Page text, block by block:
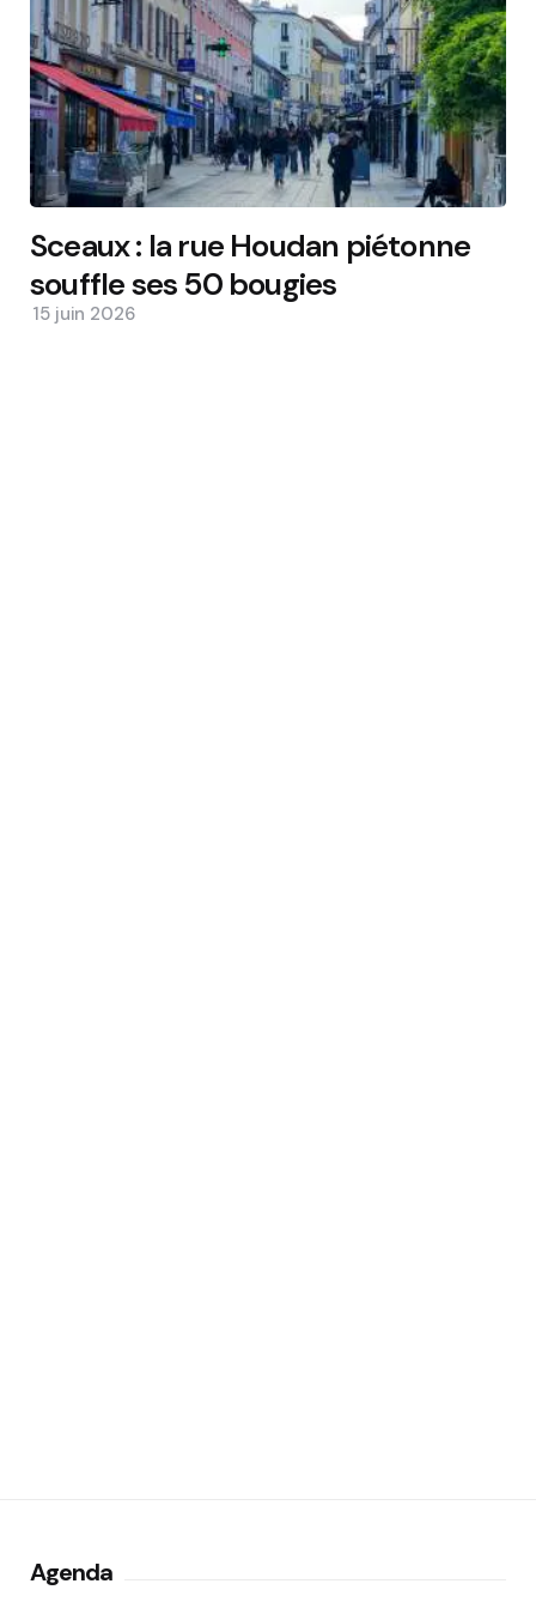
Sceaux : la rue Houdan piétonne
souffle ses 50 bougies
15 juin 2026
Agenda